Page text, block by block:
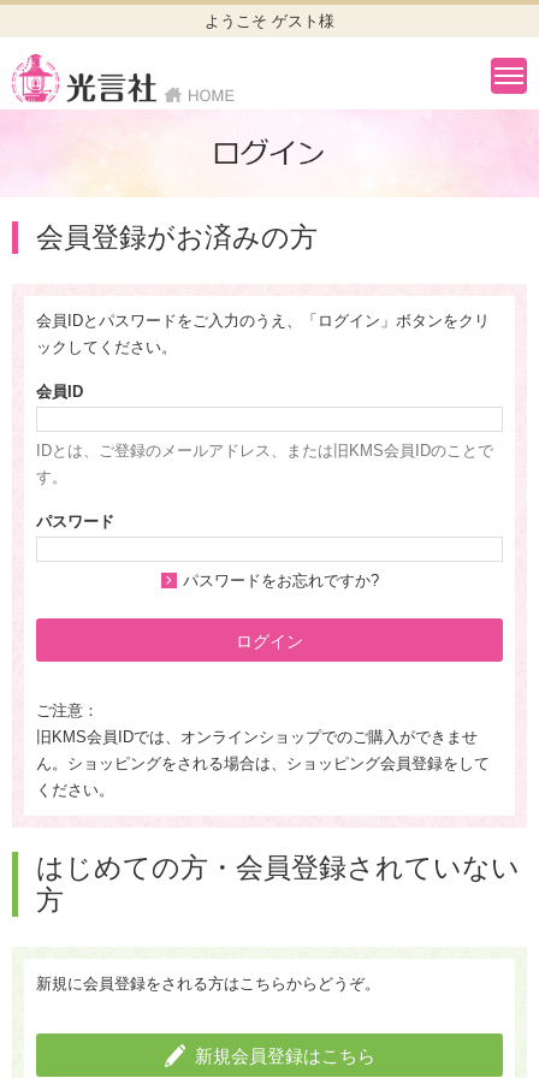
ようこそ ゲスト様
会員登録がお済みの方
会員IDとパスワードをご入力のうえ、「ログイン」ボタンをクリ
ックしてください。
会員ID
IDとは、ご登録のメールアドレス、または旧KMS会員IDのことで
す。
パスワード
パスワードをお忘れですか?
ログイン
ご注意：
旧KMS会員IDでは、オンラインショップでのご購入ができませ
ん。ショッピングをされる場合は、ショッピング会員登録をして
ください。
はじめての方・会員登録されていない
方
新規に会員登録をされる方はこちらからどうぞ。
新規会員登録はこちら